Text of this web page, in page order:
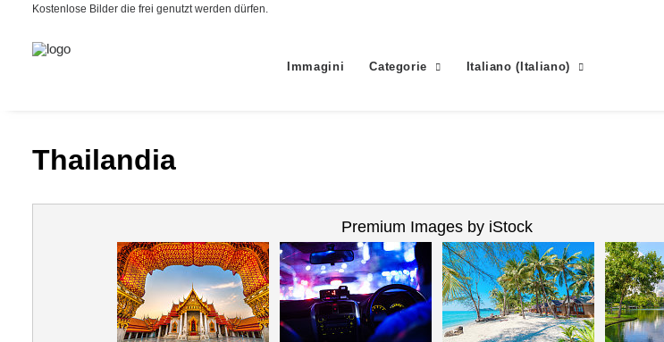
Kostenlose Bilder die frei genutzt werden dürfen.
Immagini Categorie Italiano (Italiano)
Thailandia
Premium Images by iStock